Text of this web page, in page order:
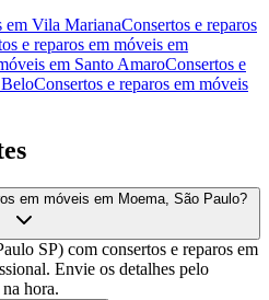
em Vila MarianaConsertos e reparos
e reparos em móveis em
em Santo AmaroConsertos e
Consertos e reparos em móveis
em móveis em Moema, São Paulo?
SP) com consertos e reparos em
Envie os detalhes pelo
hora.